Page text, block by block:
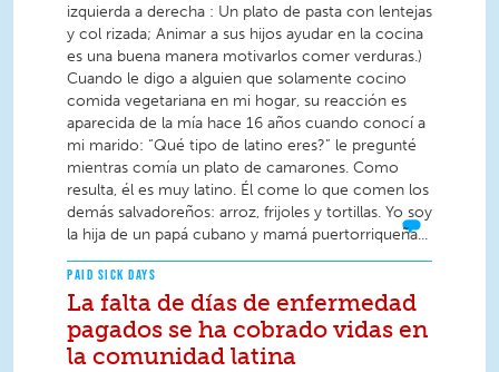
izquierda a derecha : Un plato de pasta con lentejas
y col rizada; Animar a sus hijos ayudar en la cocina
es una buena manera motivarlos comer verduras.)
Cuando le digo a alguien que solamente cocino
comida vegetariana en mi hogar, su reacción es
aparecida de la mía hace 16 años cuando conocí a
mi marido: “Qué tipo de latino eres?” le pregunté
mientras comía un plato de camarones. Como
resulta, él es muy latino. Él come lo que comen los
demás salvadoreños: arroz, frijoles y tortillas. Yo soy
la hija de un papá cubano y mamá puertorriqueña...
PAID SICK DAYS
La falta de días de enfermedad
pagados se ha cobrado vidas en
la comunidad latina